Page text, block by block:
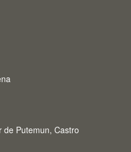
de Putemun, Castro